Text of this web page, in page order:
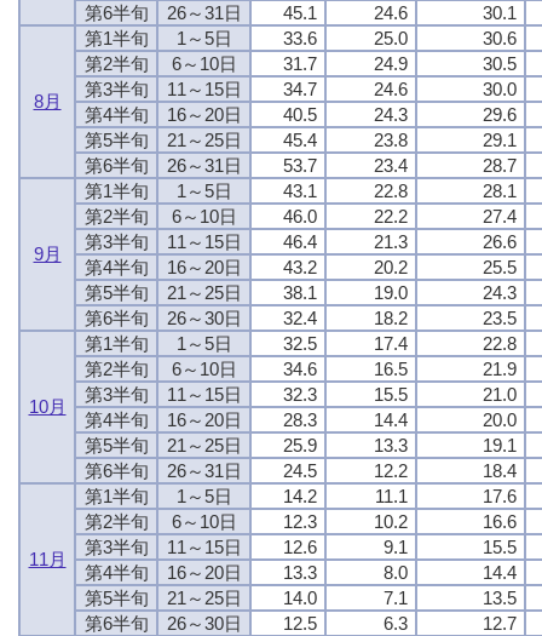
第6半旬
26～31日 45.1 24.6 30.1
8月
第1半旬 1～5日 33.6 25.0
30.6
第2半旬
6～10日 31.7 24.9
30.5
第3半旬
11～15日 34.7 24.6
30.0
第4半旬
16～20日 40.5 24.3
29.6
第5半旬
21～25日 45.4 23.8
29.1
第6半旬
26～31日 53.7 23.4 28.7
9月
第1半旬 1～5日 43.1 22.8
28.1
第2半旬
6～10日 46.0 22.2
27.4
第3半旬
11～15日 46.4 21.3
26.6
第4半旬
16～20日 43.2 20.2
25.5
第5半旬
21～25日 38.1 19.0
24.3
第6半旬
26～30日 32.4 18.2 23.5
10月
第1半旬 1～5日 32.5 17.4
22.8
第2半旬
6～10日 34.6 16.5
21.9
第3半旬
11～15日 32.3 15.5
21.0
第4半旬
16～20日 28.3 14.4
20.0
第5半旬
21～25日 25.9 13.3
19.1
第6半旬
26～31日 24.5 12.2 18.4
11月
第1半旬 1～5日 14.2 11.1
17.6
第2半旬
6～10日 12.3 10.2
16.6
第3半旬
11～15日 12.6 9.1
15.5
第4半旬
16～20日 13.3 8.0
14.4
第5半旬
21～25日 14.0 7.1
13.5
第6半旬
26～30日 12.5 6.3 12.7